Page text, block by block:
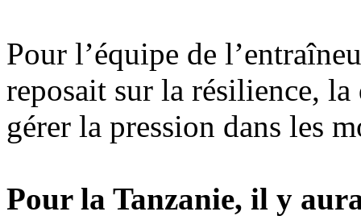
Pour l’équipe de
reposait sur la résilience,
gérer la pression dans les
Pour la Tanzanie, il y